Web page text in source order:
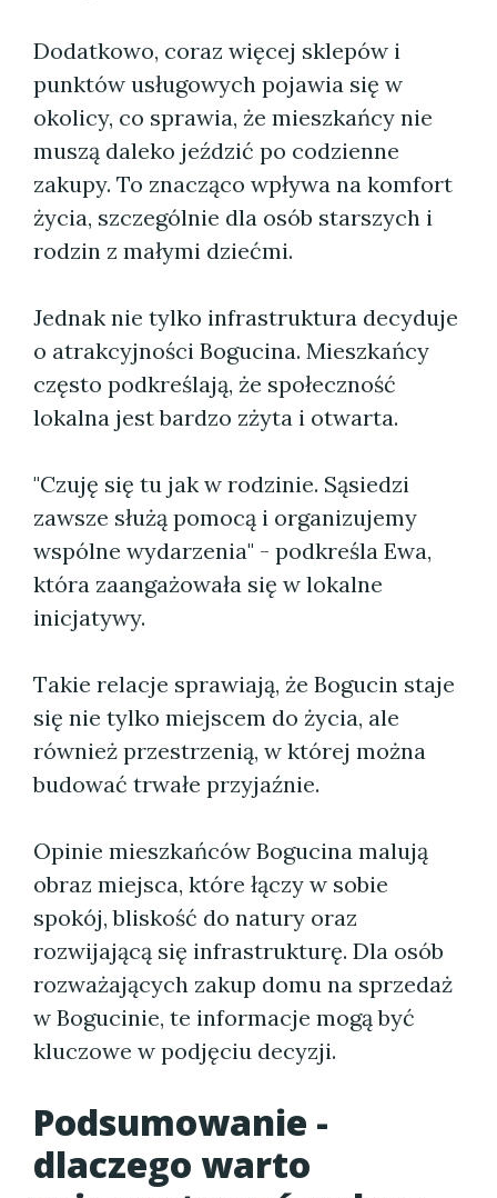
Dodatkowo, coraz więcej sklepów i
punktów usługowych pojawia się w
okolicy, co sprawia, że mieszkańcy nie
muszą daleko jeździć po codzienne
zakupy. To znacząco wpływa na komfort
życia, szczególnie dla osób starszych i
rodzin z małymi dziećmi.
Jednak nie tylko infrastruktura decyduje
o atrakcyjności Bogucina. Mieszkańcy
często podkreślają, że społeczność
lokalna jest bardzo zżyta i otwarta.
"Czuję się tu jak w rodzinie. Sąsiedzi
zawsze służą pomocą i organizujemy
wspólne wydarzenia" - podkreśla Ewa,
która zaangażowała się w lokalne
inicjatywy.
Takie relacje sprawiają, że Bogucin staje
się nie tylko miejscem do życia, ale
również przestrzenią, w której można
budować trwałe przyjaźnie.
Opinie mieszkańców Bogucina malują
obraz miejsca, które łączy w sobie
spokój, bliskość do natury oraz
rozwijającą się infrastrukturę. Dla osób
rozważających zakup domu na sprzedaż
w Bogucinie, te informacje mogą być
kluczowe w podjęciu decyzji.
Podsumowanie -
dlaczego warto